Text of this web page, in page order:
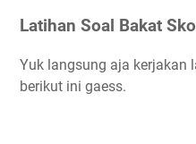
Latihan Soal Bakat
Yuk langsung aja kerjakan
berikut ini gaess.